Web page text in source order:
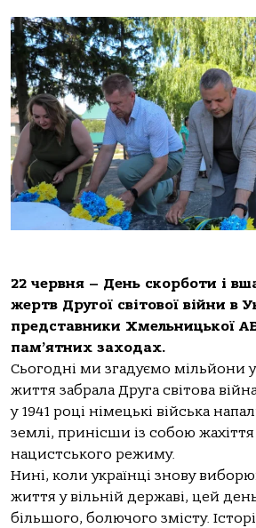
22 червня – День скорботи і
жертв Другої світової війни в
представники Хмельницької
пам’ятних заходах.
Сьогодні ми згадуємо мільйони
життя забрала Друга світова
у 1941 році німецькі війська
землі, принісши із собою жахіття
нацистського режиму.
Нині, коли українці знову
життя у вільній державі, цей
більшого, болючого змісту.